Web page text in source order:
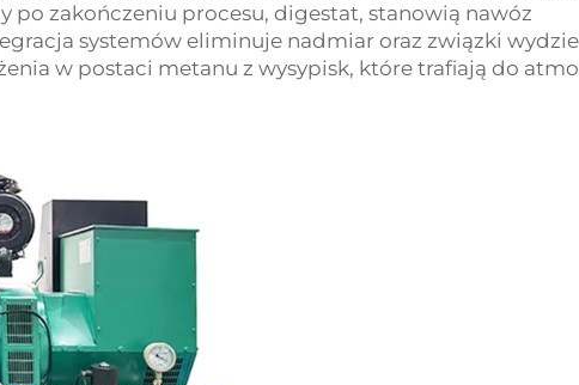
po zakończeniu procesu, digestat, stanowią nawóz
systemów eliminuje nadmiar oraz związki
w postaci metanu z wysypisk, które trafiają do